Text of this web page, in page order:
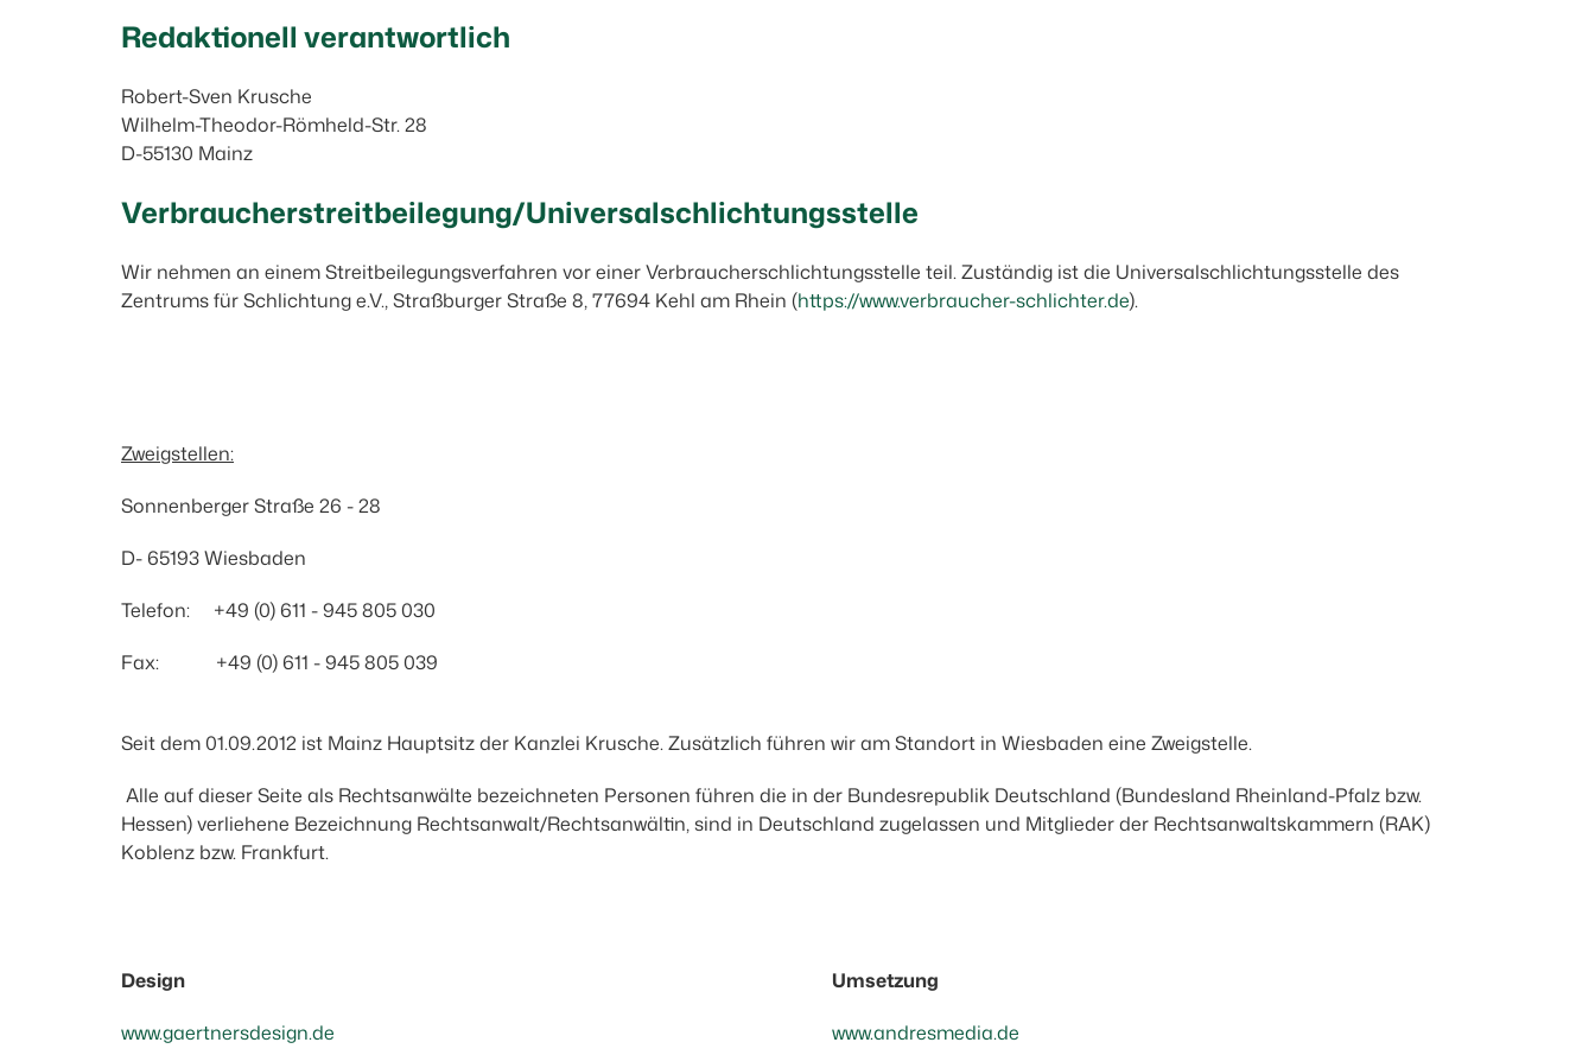
Redaktionell verantwortlich
Robert-Sven Krusche
Wilhelm-Theodor-Römheld-Str. 28
D-55130 Mainz
Verbraucher­streit­beilegung/Universal­schlichtungs­stelle
Wir nehmen an einem Streitbeilegungsverfahren vor einer Verbraucherschlichtungsstelle teil. Zuständig ist die Universalschlichtungsstelle des
Zentrums für Schlichtung e.V., Straßburger Straße 8, 77694 Kehl am Rhein (https://www.verbraucher-schlichter.de).
Zweigstellen:
Sonnenberger Straße 26 - 28
D- 65193 Wiesbaden
Telefon: +49 (0) 611 - 945 805 030
Fax: +49 (0) 611 - 945 805 039
Seit dem 01.09.2012 ist Mainz Hauptsitz der Kanzlei Krusche. Zusätzlich führen wir am Standort in Wiesbaden eine Zweigstelle.
Alle auf dieser Seite als Rechtsanwälte bezeichneten Personen führen die in der Bundesrepublik Deutschland (Bundesland Rheinland-Pfalz bzw.
Hessen) verliehene Bezeichnung Rechtsanwalt/Rechtsanwältin, sind in Deutschland zugelassen und Mitglieder der Rechtsanwaltskammern (RAK)
Koblenz bzw. Frankfurt.
Design
www.gaertnersdesign.de
Umsetzung
www.andresmedia.de